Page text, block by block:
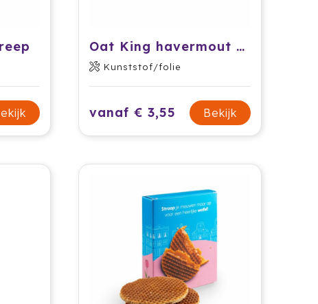
Oat King havermout energiereep
Kunststof/folie
vanaf € 3,55 Bekijk